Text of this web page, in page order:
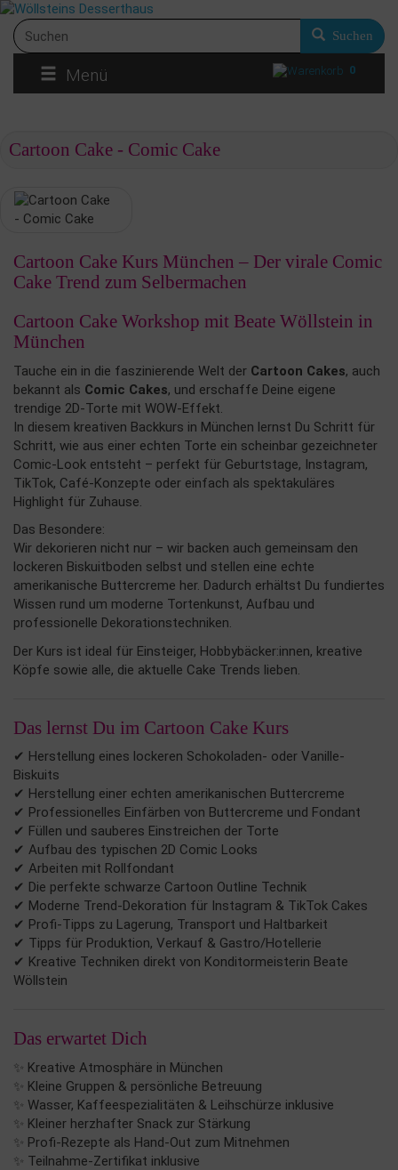
Suchen
Menü 0
Cartoon Cake - Comic Cake
Cartoon Cake Kurs München – Der virale Comic
Cake Trend zum Selbermachen
Cartoon Cake Workshop mit Beate Wöllstein in
München
Tauche ein in die faszinierende Welt der Cartoon Cakes, auch
bekannt als Comic Cakes, und erschaffe Deine eigene
trendige 2D-Torte mit WOW-Effekt.
In diesem kreativen Backkurs in München lernst Du Schritt für
Schritt, wie aus einer echten Torte ein scheinbar gezeichneter
Comic-Look entsteht – perfekt für Geburtstage, Instagram,
TikTok, Café-Konzepte oder einfach als spektakuläres
Highlight für Zuhause.
Das Besondere:
Wir dekorieren nicht nur – wir backen auch gemeinsam den
lockeren Biskuitboden selbst und stellen eine echte
amerikanische Buttercreme her. Dadurch erhältst Du fundiertes
Wissen rund um moderne Tortenkunst, Aufbau und
professionelle Dekorationstechniken.
Der Kurs ist ideal für Einsteiger, Hobbybäcker:innen, kreative
Köpfe sowie alle, die aktuelle Cake Trends lieben.
Das lernst Du im Cartoon Cake Kurs
✔ Herstellung eines lockeren Schokoladen- oder Vanille-
Biskuits
✔ Herstellung einer echten amerikanischen Buttercreme
✔ Professionelles Einfärben von Buttercreme und Fondant
✔ Füllen und sauberes Einstreichen der Torte
✔ Aufbau des typischen 2D Comic Looks
✔ Arbeiten mit Rollfondant
✔ Die perfekte schwarze Cartoon Outline Technik
✔ Moderne Trend-Dekoration für Instagram & TikTok Cakes
✔ Profi-Tipps zu Lagerung, Transport und Haltbarkeit
✔ Tipps für Produktion, Verkauf & Gastro/Hotellerie
✔ Kreative Techniken direkt von Konditormeisterin Beate
Wöllstein
Das erwartet Dich
✨ Kreative Atmosphäre in München
✨ Kleine Gruppen & persönliche Betreuung
✨ Wasser, Kaffeespezialitäten & Leihschürze inklusive
✨ Kleiner herzhafter Snack zur Stärkung
✨ Profi-Rezepte als Hand-Out zum Mitnehmen
✨ Teilnahme-Zertifikat inklusive